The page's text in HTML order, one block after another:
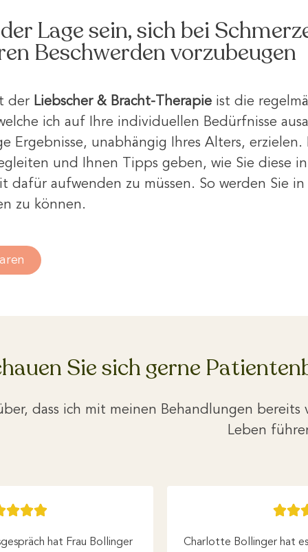
Lage sein, sich bei
Beschwerden vorzubeugen
der Liebscher & Bracht-Therapie ist die
ich auf Ihre individuellen Bedürfnisse
Ergebnisse, unabhängig Ihres Alters, erzielen.
und Ihnen Tipps geben, wie Sie diese
dafür aufwenden zu müssen. So werden Sie in
zu können.
Sie sich gerne
dass ich mit meinen Behandlungen
Leben

hat Frau Bollinger

Charlotte Bollinger hat